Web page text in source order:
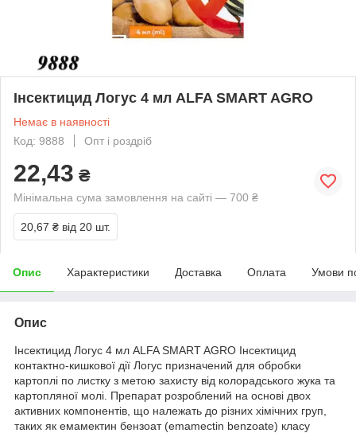
Інсектицид Логус 4 мл ALFA SMART AGRO
Немає в наявності
Код: 9888
Опт і роздріб
22,43 ₴
Мінімальна сума замовлення на сайті — 700 ₴
20,67 ₴ від 20 шт.
Опис Характеристики Доставка Оплата Умови
Опис
Інсектицид Логус 4 мл ALFA SMART AGRO Інсектицид
контактно-кишкової дії Логус призначений для обробки
картоплі по листку з метою захисту від колорадського жука та
картопляної молі. Препарат розроблений на основі двох
активних компонентів, що належать до різних хімічних груп,
таких як емамектин бензоат (emamectin benzoate) класу